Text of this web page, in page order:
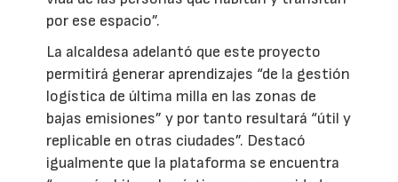
por ese espacio”.
La alcaldesa adelantó que este proyecto
permitirá generar aprendizajes “de la gestión
logística de última milla en las zonas de
bajas emisiones” y por tanto resultará “útil y
replicable en otras ciudades”. Destacó
igualmente que la plataforma se encuentra